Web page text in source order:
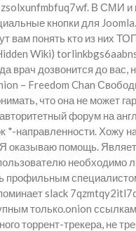
zsolxunfmbfuq7wf. В СМИ и
кнопки для
вам понять кто из них
Wiki)
врач дозвонится до вас,
– Freedom Chan
что она не может
форум на
направленности. Хожу
оказываю помощь.
необходимо
профильным
slack
только.onion
торрент-трекера, не